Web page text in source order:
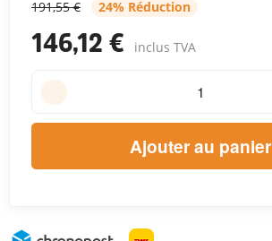
191,55 € 24% Réduction
146,12 € inclus TVA
Ajouter au panier